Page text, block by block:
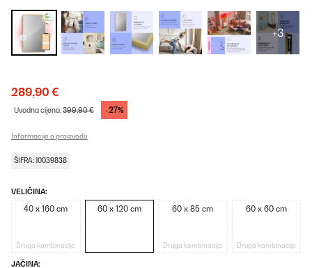
+3
289,90 €
Uvodna cijena:399,90 € -27%
Informacije o proizvodu
ŠIFRA: 10039838
VELIČINA:
40 x 160 cm
Druga kombinacija
60 x 120 cm 60 x 85 cm
Druga kombinacija
60 x 60 cm
Druga kombinacija
JAČINA: